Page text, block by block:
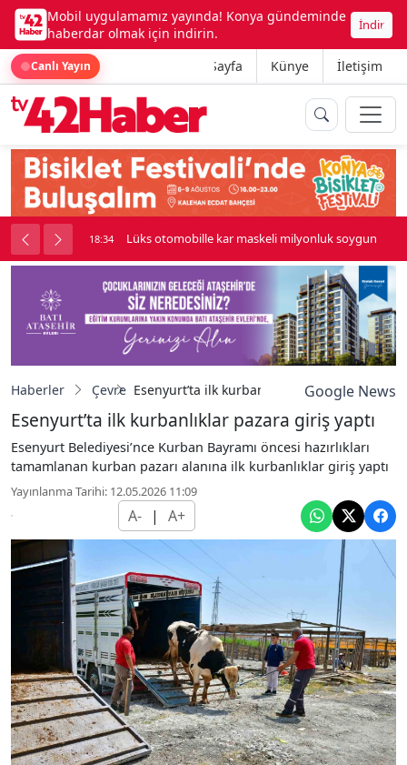
Mobil uygulamamız yayında! Konya gündeminde
haberdar olmak için indirin.
İndir
Canlı Yayın Ana Sayfa Künye İletişim
kavga çıktı 18:34 Lüks otomobille kar maskeli milyonluk soygun
Haberler Çevre Esenyurt’ta ilk kurbanlıklar pazara giriş yaptı
Google News
Esenyurt’ta ilk kurbanlıklar pazara giriş yaptı
Esenyurt Belediyesi’nce Kurban Bayramı öncesi hazırlıkları
tamamlanan kurban pazarı alanına ilk kurbanlıklar giriş yaptı
Yayınlanma Tarihi: 12.05.2026 11:09
A- | A+